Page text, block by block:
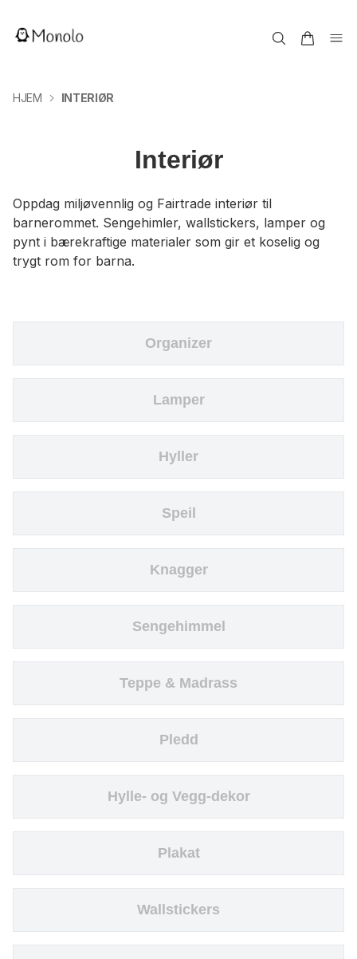
HJEM INTERIØR
Interiør
Oppdag miljøvennlig og Fairtrade interiør til
barnerommet. Sengehimler, wallstickers, lamper og
pynt i bærekraftige materialer som gir et koselig og
trygt rom for barna.
Organizer
Lamper
Hyller
Speil
Knagger
Sengehimmel
Teppe & Madrass
Pledd
Hylle- og Vegg-dekor
Plakat
Wallstickers